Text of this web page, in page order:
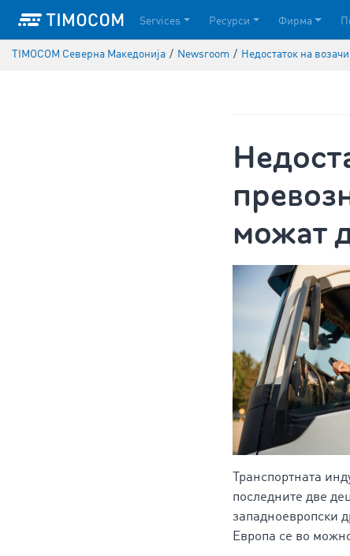
Services Ресурси Фирма
TIMOCOM Северна Македонија / Newsroom / Недостаток на
можат
Транспортната
последните две
западноевропски
Европа се во